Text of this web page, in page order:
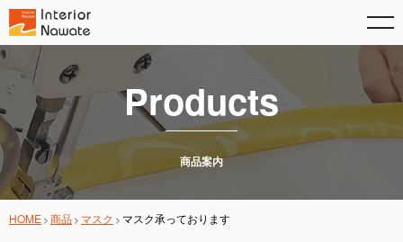
Products
商品案内
HOME 商品 マスク マスク承っております